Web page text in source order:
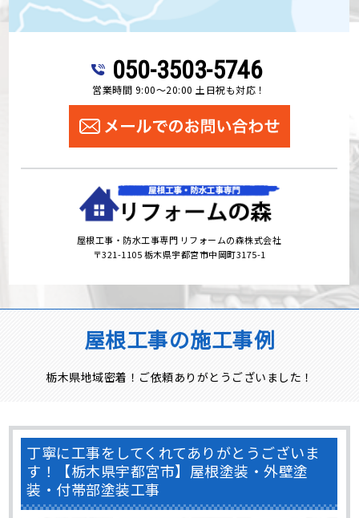
050-3503-5746
営業時間 9:00～20:00 土日祝も対応！
屋根工事・防水工事専門 リフォームの森株式会社
〒321-1105 栃木県宇都宮市中岡町3175-1
屋根工事の施工事例
栃木県地域密着！ご依頼ありがとうございました！
丁寧に工事をしてくれてありがとうございま
す！【栃木県宇都宮市】屋根塗装・外壁塗
装・付帯部塗装工事